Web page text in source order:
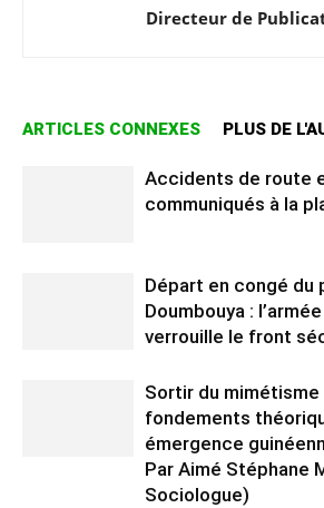
Directeur de
ARTICLES CONNEXES PLUS DE
Accidents de route
communiqués à la
Départ en congé du
Doumbouya :
verrouille le front
Sortir du
fondements
émergence
Par Aimé Stéphane
Sociologue)